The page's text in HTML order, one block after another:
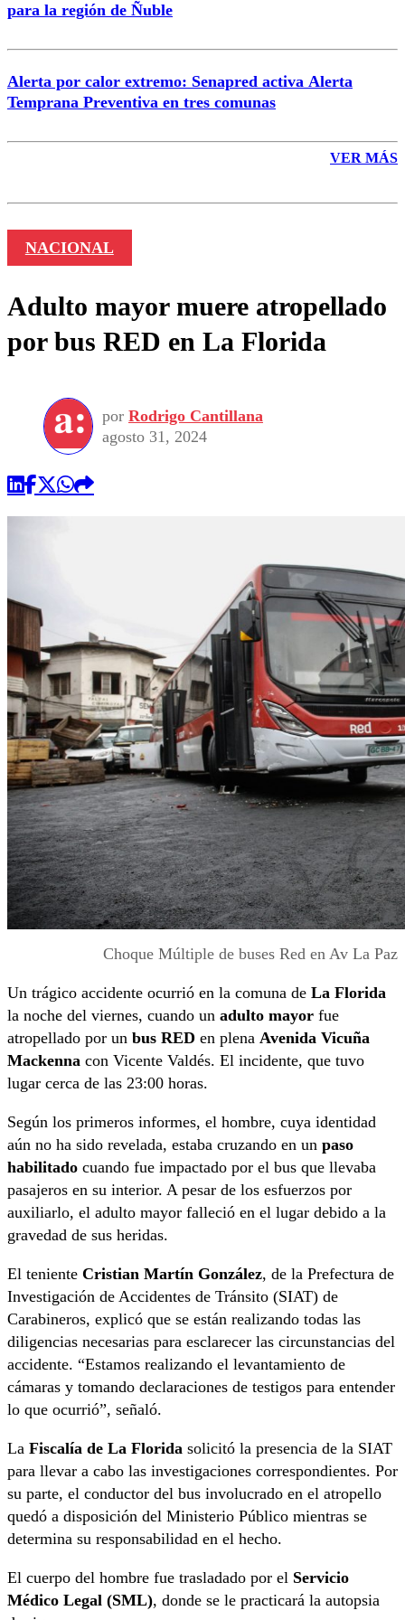
para la región de Ñuble
Alerta por calor extremo: Senapred activa Alerta
Temprana Preventiva en tres comunas
VER MÁS
NACIONAL
Adulto mayor muere atropellado
por bus RED en La Florida
por Rodrigo Cantillana
agosto 31, 2024
Choque Múltiple de buses Red en Av La Paz
Un trágico accidente ocurrió en la comuna de La Florida
la noche del viernes, cuando un adulto mayor fue
atropellado por un bus RED en plena Avenida Vicuña
Mackenna con Vicente Valdés. El incidente, que tuvo
lugar cerca de las 23:00 horas.
Según los primeros informes, el hombre, cuya identidad
aún no ha sido revelada, estaba cruzando en un paso
habilitado cuando fue impactado por el bus que llevaba
pasajeros en su interior. A pesar de los esfuerzos por
auxiliarlo, el adulto mayor falleció en el lugar debido a la
gravedad de sus heridas.
El teniente Cristian Martín González, de la Prefectura de
Investigación de Accidentes de Tránsito (SIAT) de
Carabineros, explicó que se están realizando todas las
diligencias necesarias para esclarecer las circunstancias del
accidente. “Estamos realizando el levantamiento de
cámaras y tomando declaraciones de testigos para entender
lo que ocurrió”, señaló.
La Fiscalía de La Florida solicitó la presencia de la SIAT
para llevar a cabo las investigaciones correspondientes. Por
su parte, el conductor del bus involucrado en el atropello
quedó a disposición del Ministerio Público mientras se
determina su responsabilidad en el hecho.
El cuerpo del hombre fue trasladado por el Servicio
Médico Legal (SML), donde se le practicará la autopsia